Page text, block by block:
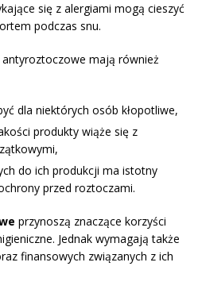
się z alergiami mogą cieszyć
podczas snu.
mają również
dla niektórych osób kłopotliwe,
produkty wiąże się z
do ich produkcji ma istotny
przed roztoczami.
przynoszą znaczące korzyści
Jednak wymagają także
finansowych związanych z ich